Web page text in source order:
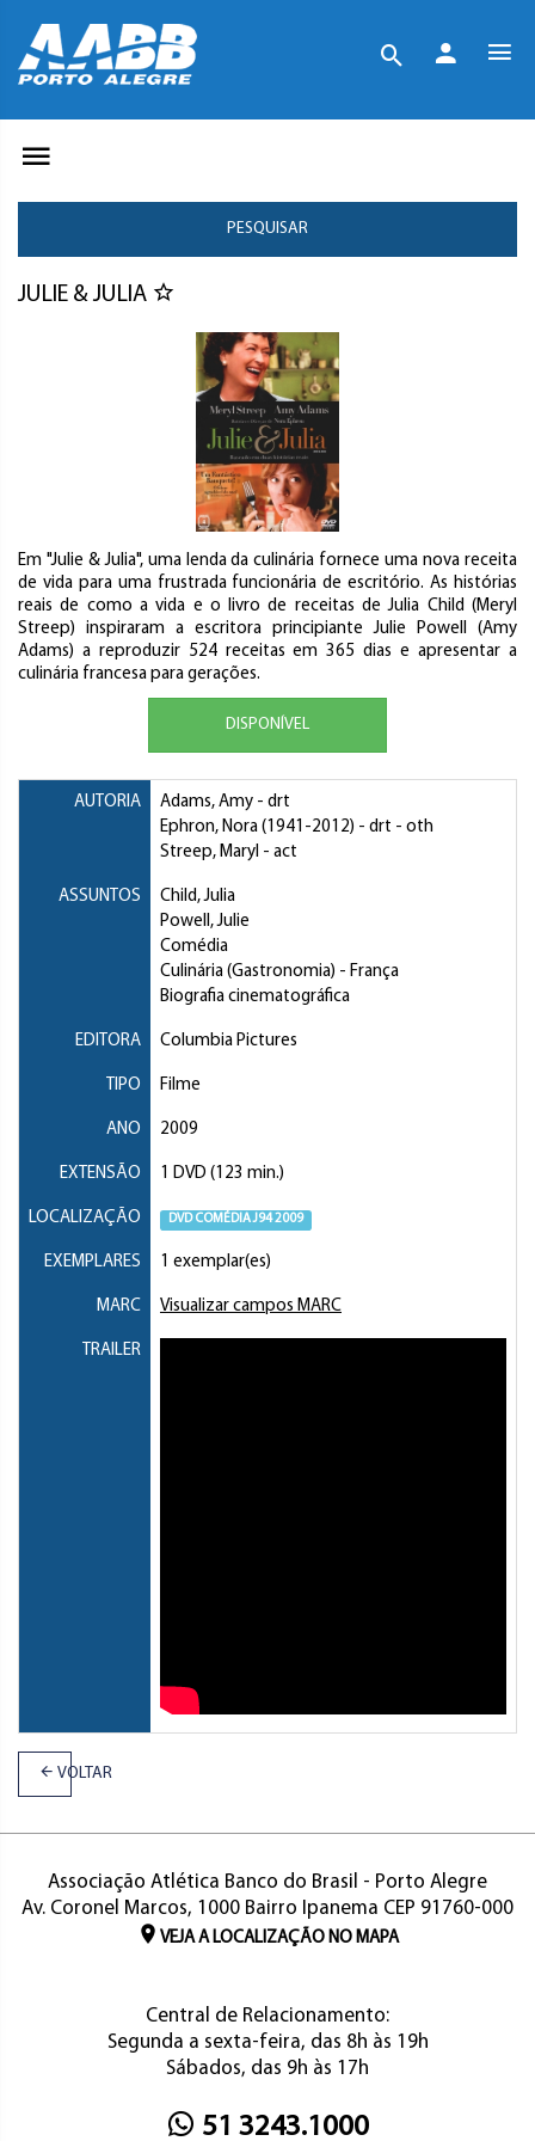
PESQUISAR
JULIE & JULIA
Em "Julie & Julia", uma lenda da culinária fornece uma nova receita
de vida para uma frustrada funcionária de escritório. As histórias
reais de como a vida e o livro de receitas de Julia Child (Meryl
Streep) inspiraram a escritora principiante Julie Powell (Amy
Adams) a reproduzir 524 receitas em 365 dias e apresentar a
culinária francesa para gerações.
DISPONÍVEL
AUTORIA Adams, Amy - drt
Ephron, Nora (1941-2012) - drt - oth
Streep, Maryl - act
ASSUNTOS
Child, Julia
Powell, Julie
Comédia
Culinária (Gastronomia) - França
Biografia cinematográfica
EDITORA Columbia Pictures
TIPO Filme
ANO 2009
EXTENSÃO 1 DVD (123 min.)
LOCALIZAÇÃO DVD COMÉDIA J94 2009
EXEMPLARES 1 exemplar(es)
MARC Visualizar campos MARC
TRAILER
VOLTAR
Associação Atlética Banco do Brasil - Porto Alegre
Av. Coronel Marcos, 1000 Bairro Ipanema CEP 91760-000
VEJA A LOCALIZAÇÃO NO MAPA
Central de Relacionamento:
Segunda a sexta-feira, das 8h às 19h
Sábados, das 9h às 17h
51 3243.1000